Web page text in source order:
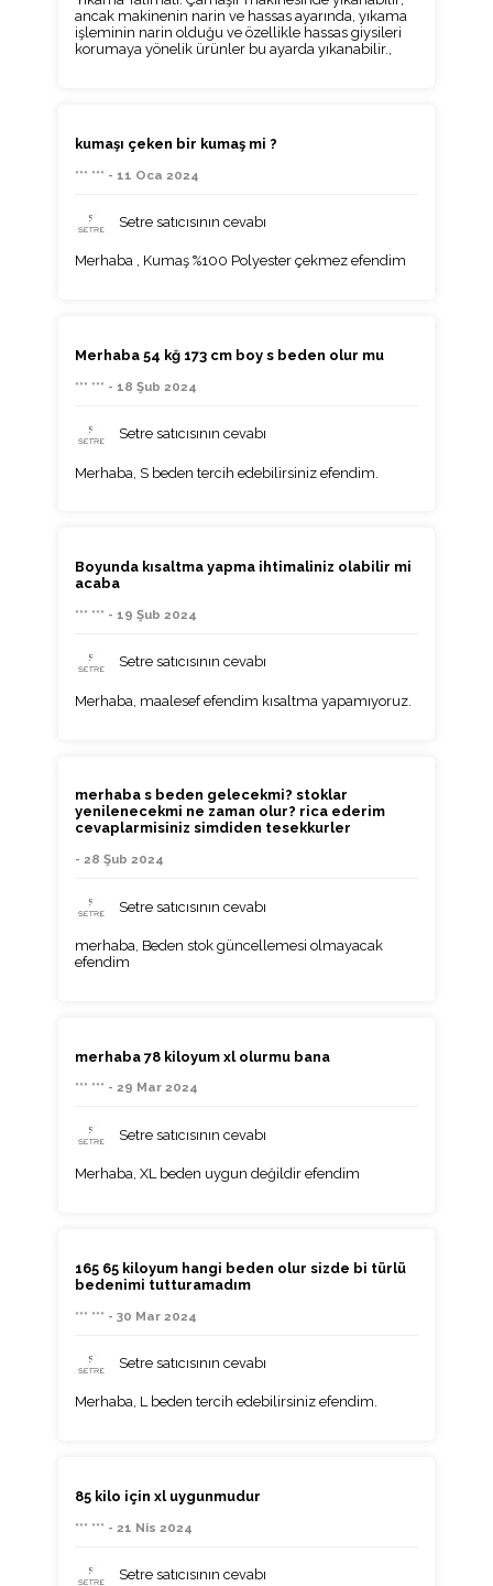
ancak makinenin narin ve hassas ayarında, yıkama
işleminin narin olduğu ve özellikle hassas giysileri
korumaya yönelik ürünler bu ayarda yıkanabilir.,
kumaşı çeken bir kumaş mi ?
*** *** - 11 Oca 2024
Setre satıcısının cevabı
Merhaba , Kumaş %100 Polyester çekmez efendim
Merhaba 54 kğ 173 cm boy s beden olur mu
*** *** - 18 Şub 2024
Setre satıcısının cevabı
Merhaba, S beden tercih edebilirsiniz efendim.
Boyunda kısaltma yapma ihtimaliniz olabilir mi
acaba
*** *** - 19 Şub 2024
Setre satıcısının cevabı
Merhaba, maalesef efendim kısaltma yapamıyoruz.
merhaba s beden gelecekmi? stoklar
yenilenecekmi ne zaman olur? rica ederim
cevaplarmisiniz simdiden tesekkurler
- 28 Şub 2024
Setre satıcısının cevabı
merhaba, Beden stok güncellemesi olmayacak
efendim
merhaba 78 kiloyum xl olurmu bana
*** *** - 29 Mar 2024
Setre satıcısının cevabı
Merhaba, XL beden uygun değildir efendim
165 65 kiloyum hangi beden olur sizde bi türlü
bedenimi tutturamadım
*** *** - 30 Mar 2024
Setre satıcısının cevabı
Merhaba, L beden tercih edebilirsiniz efendim.
85 kilo için xl uygunmudur
*** *** - 21 Nis 2024
Setre satıcısının cevabı